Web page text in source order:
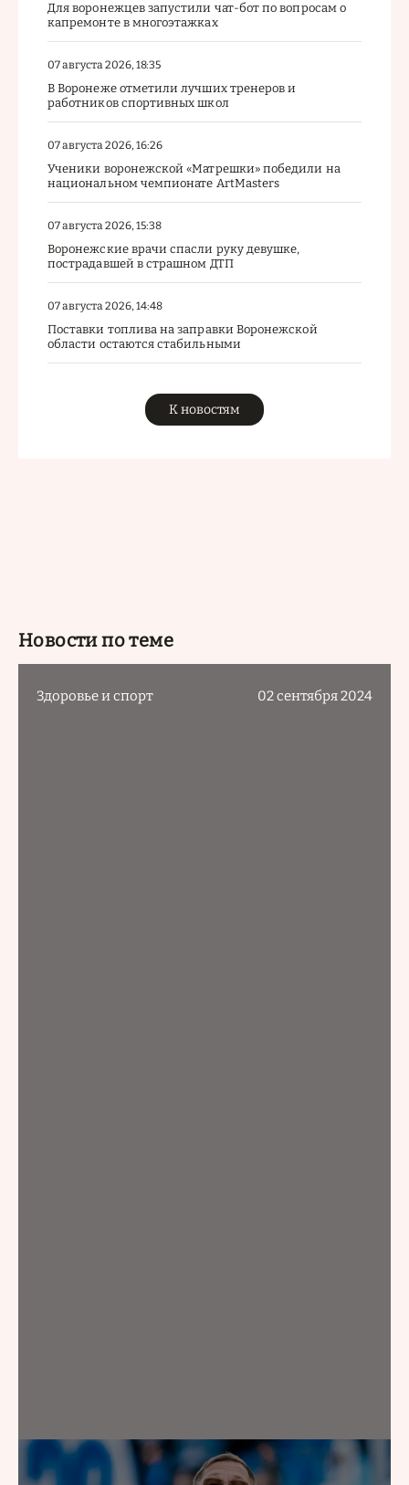
Для воронежцев запустили чат-бот по вопросам о
капремонте в многоэтажках
07 августа 2026, 18:35
В Воронеже отметили лучших тренеров и
работников спортивных школ
07 августа 2026, 16:26
Ученики воронежской «Матрешки» победили на
национальном чемпионате ArtMasters
07 августа 2026, 15:38
Воронежские врачи спасли руку девушке,
пострадавшей в страшном ДТП
07 августа 2026, 14:48
Поставки топлива на заправки Воронежской
области остаются стабильными
К новостям
Новости по теме
Здоровье и спорт 02 сентября 2024